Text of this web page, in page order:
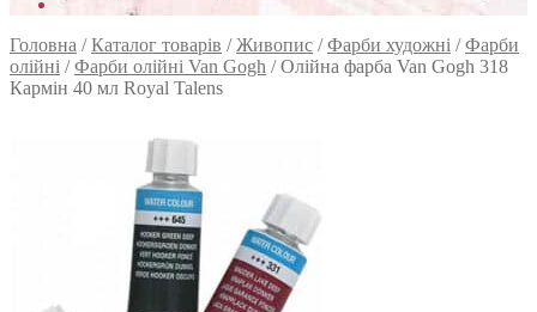
Головна /Каталог товарів /Живопис /Фарби художні /Фарби
олійні /Фарби олійні Van Gogh /Олійна фарба Van Gogh 318
Кармін 40 мл Royal Talens